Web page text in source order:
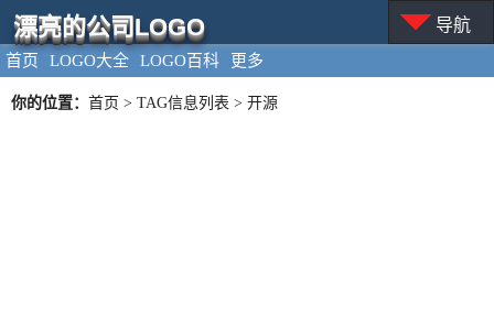
首页 LOGO大全 LOGO百科 更多
漂亮的公司LOGO 导航
你的位置： 首页 > TAG信息列表 > 开源